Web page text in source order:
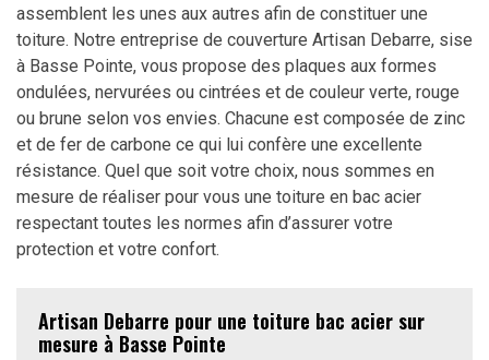
assemblent les unes aux autres afin de constituer une
toiture. Notre entreprise de couverture Artisan Debarre, sise
à Basse Pointe, vous propose des plaques aux formes
ondulées, nervurées ou cintrées et de couleur verte, rouge
ou brune selon vos envies. Chacune est composée de zinc
et de fer de carbone ce qui lui confère une excellente
résistance. Quel que soit votre choix, nous sommes en
mesure de réaliser pour vous une toiture en bac acier
respectant toutes les normes afin d’assurer votre
protection et votre confort.
Artisan Debarre pour une toiture bac acier sur
mesure à Basse Pointe